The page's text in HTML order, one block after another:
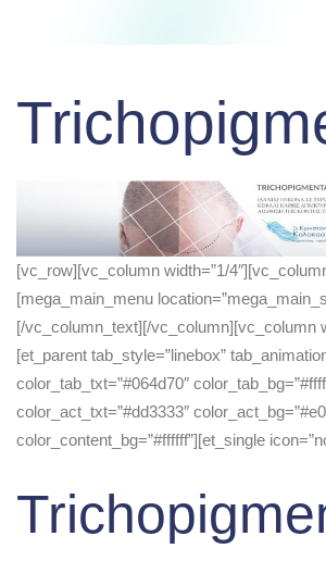
[vc_row][vc_column width=”1/
[mega_main_menu
[/vc_column_text][/vc_column][vc_column
[et_parent tab_style=”linebox”
color_tab_txt=”#064d70″
color_act_txt=”#dd3333″
color_content_bg=”#ffffff”][et_single